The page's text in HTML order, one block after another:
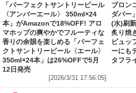
「パーフェクトサントリービール
〈アンバーエール〉 350ml×24
本」がAmazonで18%OFF! アロ
マホップの爽やかでフルーティな
香りの余韻を楽しめる「パーフェ
クトサントリービール〈エール〉
350ml×24本」は26%OFFで5月
12日発売
[2026/3/31 17:56:05]
ブロン
ダバー
(水)刷
炙り焼
ビュッ
ーにも
タフラ